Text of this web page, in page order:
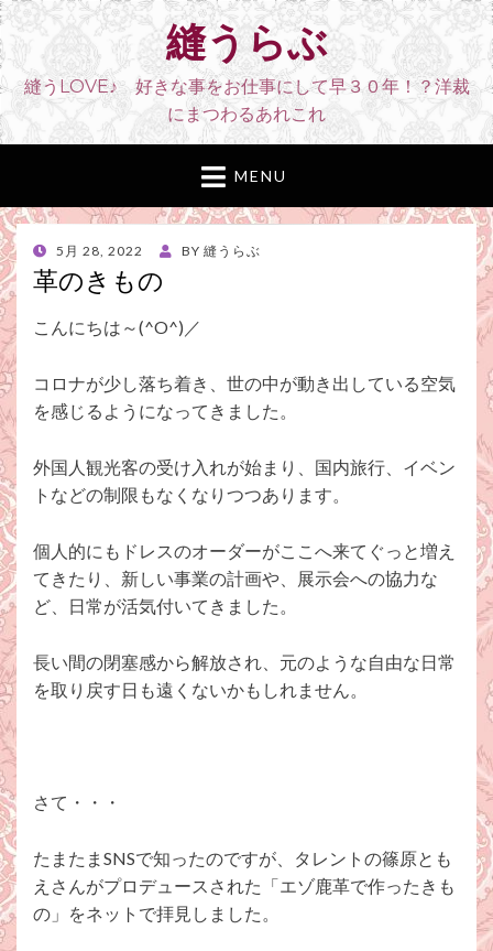
縫うらぶ
縫うLOVE♪ 好きな事をお仕事にして早３０年！？洋裁
にまつわるあれこれ
MENU
POSTED
ON
5月 28, 2022 BY 縫うらぶ
革のきもの
こんにちは～(^O^)／
コロナが少し落ち着き、世の中が動き出している空気
を感じるようになってきました。
外国人観光客の受け入れが始まり、国内旅行、イベン
トなどの制限もなくなりつつあります。
個人的にもドレスのオーダーがここへ来てぐっと増え
てきたり、新しい事業の計画や、展示会への協力な
ど、日常が活気付いてきました。
長い間の閉塞感から解放され、元のような自由な日常
を取り戻す日も遠くないかもしれません。
さて・・・
たまたまSNSで知ったのですが、タレントの篠原とも
えさんがプロデュースされた「エゾ鹿革で作ったきも
の」をネットで拝見しました。